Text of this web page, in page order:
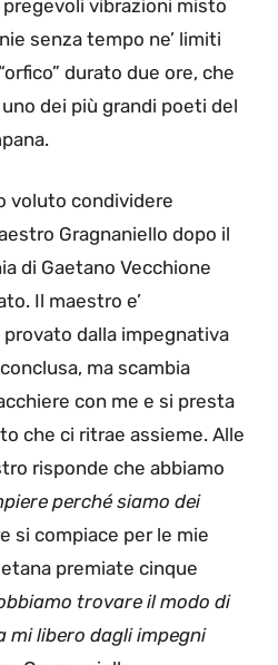
vibrazioni misto
senza tempo ne’ limiti
durato due ore, che
dei più grandi poeti del
voluto condividere
Gragnaniello dopo il
di Gaetano Vecchione
Il maestro e’
dalla impegnativa
ma scambia
con me e si presta
che ci ritrae assieme. Alle
risponde che abbiamo
perché siamo dei
si compiace per le mie
premiate cinque
trovare il modo di
mi libero dagli impegni